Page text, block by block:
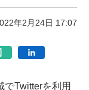
年2月24日 17:07
Twitterを利用